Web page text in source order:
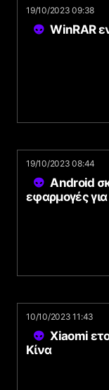
19/10/2023 09:38
WinRAR
19/10/2023 08:44
Android
εφαρμογές
10/10/2023 11:43
Xiaomi
Κίνα